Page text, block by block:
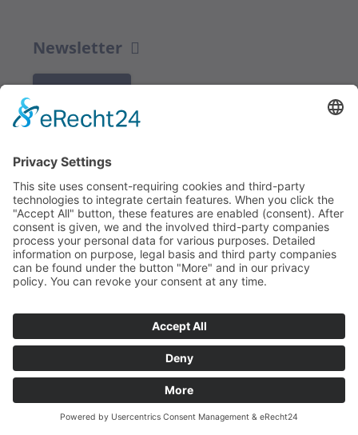
Newsletter
Redakce bbkult.net
Centrum Bavaria Bohemia (CeBB)
Dr. Veronika Hofinger
Freyung 1, 92539 Schönsee
Tel.:+49 (0)9674 / 92 48 78
veronika.hofinger@cebb.de
bbkult.net
Ochrana osobních údajů